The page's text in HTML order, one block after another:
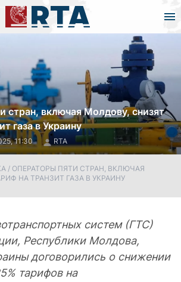
стран, включая Молдову, снизят
газа в Украину
11:30 RTA
/ ОПЕРАТОРЫ ПЯТИ СТРАН, ВКЛЮЧАЯ
НА ТРАНЗИТ ГАЗА В УКРАИНУ
систем (ГТС)
Республики Молдова,
договорились о снижении
тарифов на